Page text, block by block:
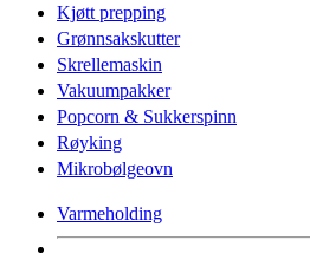
Kjøtt prepping
Grønnsakskutter
Skrellemaskin
Vakuumpakker
Popcorn & Sukkerspinn
Røyking
Mikrobølgeovn
Varmeholding